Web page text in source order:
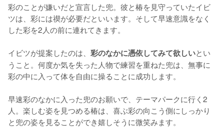
彩のことが嫌いだと宣言した兜。彼と椿を見守っていたイビ
ツは、彩には禊が必要だといいます。そして早速意識をなく
した彩を2人の前に連れてきます。
イビツが提案したのは、 彩のなかに憑依してみて欲しいとい
うこと。何度か気を失った人物で練習を重ねた兜は、無事に
彩の中に入って体を自由に操ることに成功します。
早速彩のなかに入った兜のお願いで、テーマパークに行く2
人。楽しむ姿を見つめる椿は、喜ぶ彩の向こう側にしっかり
と兜の姿を見ることができ嬉しそうに微笑みます。